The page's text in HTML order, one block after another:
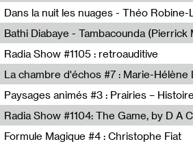
Pierrick Mouton,Diarra Niang
Théo Robine-Langlois,LD Beat
Pierrick Mouton,Bathi Diabaye
Radia Show #1105 : retroauditive
Soundart Radio
La chambre d'échos #7 : Marie-Hélène
Revue Les Chambres,Marie-Hélène
Anne Simon
Radia Show #1104: The Game, by D A
Radio One NZ
Formule Magique #4 : Christophe Fiat